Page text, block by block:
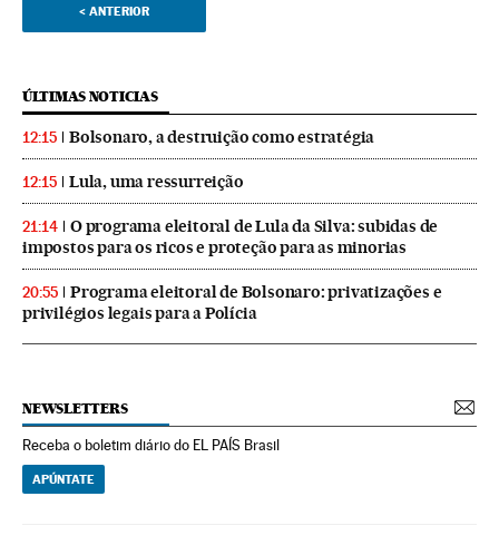
< ANTERIOR
ÚLTIMAS NOTICIAS
12:15 Bolsonaro, a destruição como estratégia
12:15 Lula, uma ressurreição
21:14
O programa eleitoral de Lula da Silva: subidas de
impostos para os ricos e proteção para as minorias
20:55
Programa eleitoral de Bolsonaro: privatizações e
privilégios legais para a Polícia
NEWSLETTERS
Receba o boletim diário do EL PAÍS Brasil
APÚNTATE